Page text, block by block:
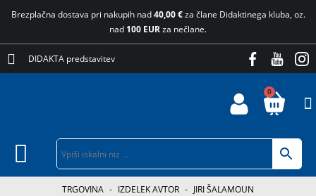
Brezplačna dostava pri nakupih nad40,00 €za člane Didaktinega kluba, oz.
nad 100 EURza nečlane.
DIDAKTA predstavitev
0
TRGOVINA - IZDELEK AVTOR - JIRI ŠALAMOUN